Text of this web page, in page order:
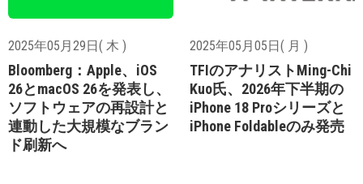
2025年05月29日( 木 )
Bloomberg：Apple、iOS
26とmacOS 26を発表し、
ソフトウェアの再設計と
連動した大規模なブラン
ド刷新へ
2025年05月05日( 月 )
TFIのアナリストMing-Chi
Kuo氏、2026年下半期の
iPhone 18 Proシリーズと
iPhone Foldableのみ発売